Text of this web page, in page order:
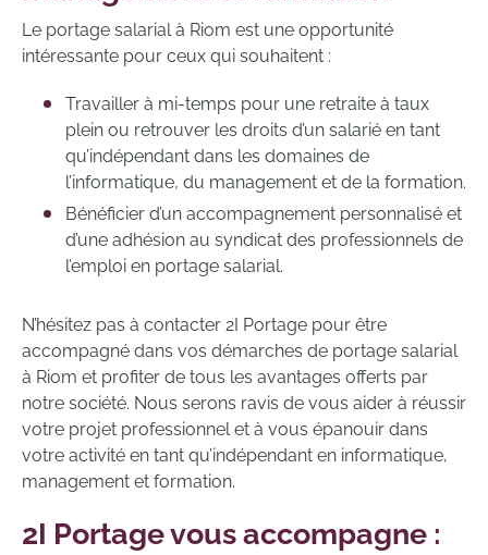
Le portage salarial à Riom est une opportunité
intéressante pour ceux qui souhaitent :
Travailler à mi-temps pour une retraite à taux
plein ou retrouver les droits d’un salarié en tant
qu’indépendant dans les domaines de
l’informatique, du management et de la formation.
Bénéficier d’un accompagnement personnalisé et
d’une adhésion au syndicat des professionnels de
l’emploi en portage salarial.
N’hésitez pas à contacter 2I Portage pour être
accompagné dans vos démarches de portage salarial
à Riom et profiter de tous les avantages offerts par
notre société. Nous serons ravis de vous aider à réussir
votre projet professionnel et à vous épanouir dans
votre activité en tant qu’indépendant en informatique,
management et formation.
2I Portage vous accompagne :